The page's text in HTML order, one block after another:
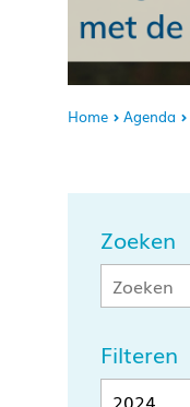
Home Agenda
Zoeken
Filteren